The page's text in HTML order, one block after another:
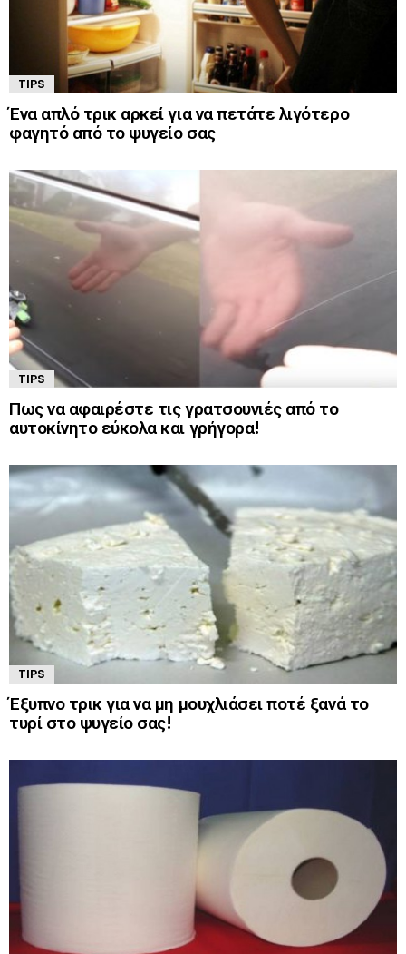
TIPS
Ένα απλό τρικ αρκεί για να πετάτε λιγότερο
φαγητό από το ψυγείο σας
TIPS
Πως να αφαιρέστε τις γρατσουνιές από το
αυτοκίνητο εύκολα και γρήγορα!
TIPS
Έξυπνο τρικ για να μη μουχλιάσει ποτέ ξανά το
τυρί στο ψυγείο σας!